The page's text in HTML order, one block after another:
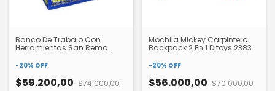
Banco De Trabajo Con
Herramientas San Remo
-20% OFF
$59.200,00 $74.000,00
Mochila Mickey Carpintero
Backpack 2 En 1 Ditoys 2383
-20% OFF
$56.000,00 $70.000,00